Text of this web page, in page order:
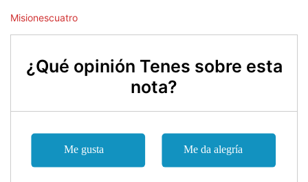
Misionescuatro
¿Qué opinión Tenes sobre esta
nota?